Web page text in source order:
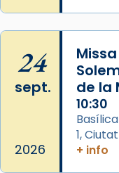
View on Facebook
24
sept.
2026
de la
10:30
1,
+ info